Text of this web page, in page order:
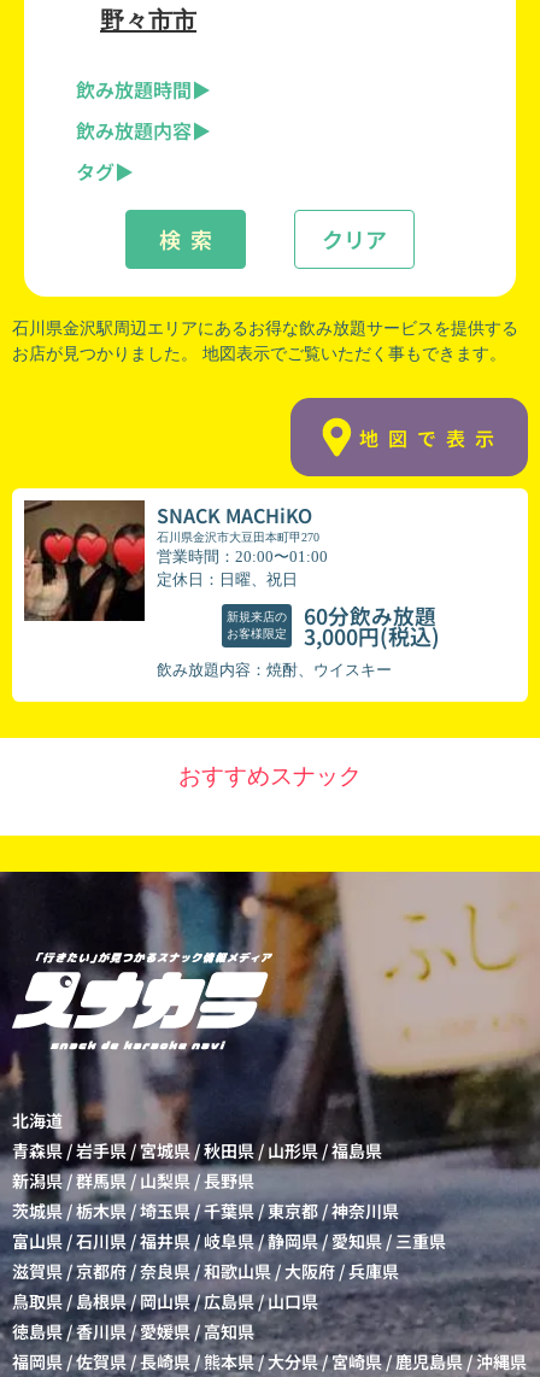
野々市市
飲み放題時間
飲み放題内容
タグ
クリア
検 索
石川県金沢駅周辺エリアにあるお得な飲み放題サービスを提供する
お店が見つかりました。 地図表示でご覧いただく事もできます。
地図で表示
SNACK MACHiKO
石川県金沢市大豆田本町甲270
営業時間：20:00〜01:00
定休日：日曜、祝日
新規来店の
お客様限定
60分飲み放題
3,000円(税込)
飲み放題内容：焼酎、ウイスキー
おすすめスナック
北海道
青森県/岩手県/宮城県/秋田県 / 山形県/福島県
新潟県/群馬県 / 山梨県 /長野県
茨城県 /栃木県/埼玉県/千葉県/東京都 /神奈川県
富山県 /石川県 /福井県/岐阜県/静岡県/愛知県/三重県
滋賀県/京都府/奈良県 /和歌山県/大阪府 /兵庫県
鳥取県 / 島根県/岡山県/広島県/山口県
徳島県/香川県/愛媛県 /高知県
福岡県 /佐賀県 /長崎県/熊本県/大分県/宮崎県/鹿児島県/沖縄県